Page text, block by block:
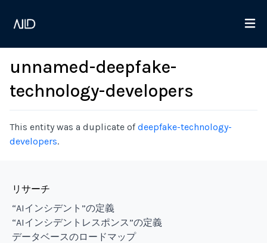
unnamed-deepfake-
technology-developers
This entity was a duplicate of deepfake-technology-
developers.
リサーチ
“AIインシデント”の定義
“AIインシデントレスポンス”の定義
データベースのロードマップ